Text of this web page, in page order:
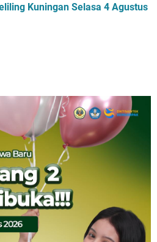
Kuningan Selasa 4 Agustus